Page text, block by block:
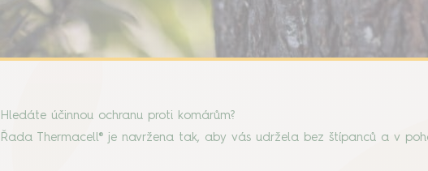
Hledáte účinnou ochranu proti komárům?
Řada Thermacell® je navržena tak, aby vás udržela bez štípanců a v